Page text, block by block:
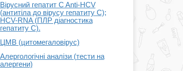
Вірусний гепатит C Anti-HCV
(антитіла до вірусу гепатиту C);
HCV-RNA (ПЛР діагностика
гепатиту C).
ЦМВ (цитомегаловірус)
Алергологічні аналізи (тести на
алергени)